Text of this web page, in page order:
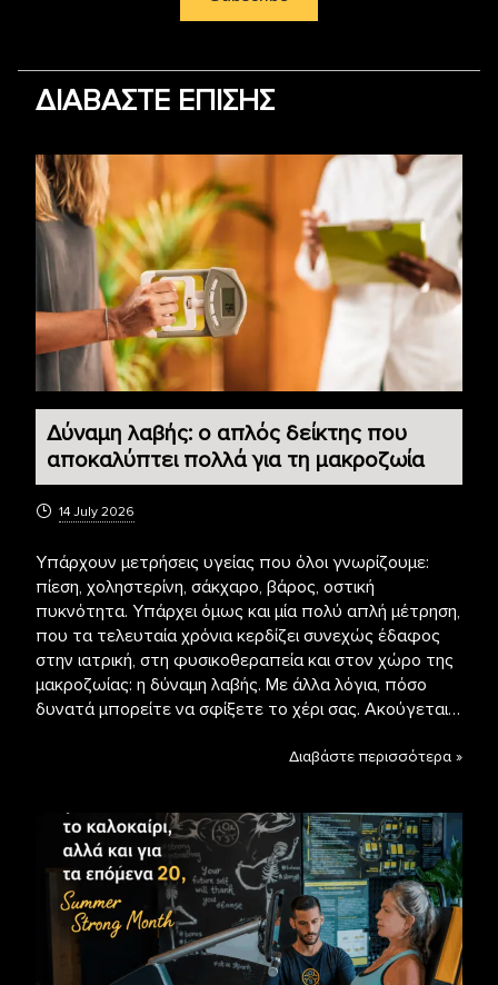
ΔΙΑΒΑΣΤΕ ΕΠΙΣΗΣ
Δύναμη λαβής: ο απλός δείκτης που
αποκαλύπτει πολλά για τη μακροζωία
14 July 2026
Υπάρχουν μετρήσεις υγείας που όλοι γνωρίζουμε:
πίεση, χοληστερίνη, σάκχαρο, βάρος, οστική
πυκνότητα. Υπάρχει όμως και μία πολύ απλή μέτρηση,
που τα τελευταία χρόνια κερδίζει συνεχώς έδαφος
στην ιατρική, στη φυσικοθεραπεία και στον χώρο της
μακροζωίας: η δύναμη λαβής. Με άλλα λόγια, πόσο
δυνατά μπορείτε να σφίξετε το χέρι σας. Ακούγεται…
Διαβάστε περισσότερα »